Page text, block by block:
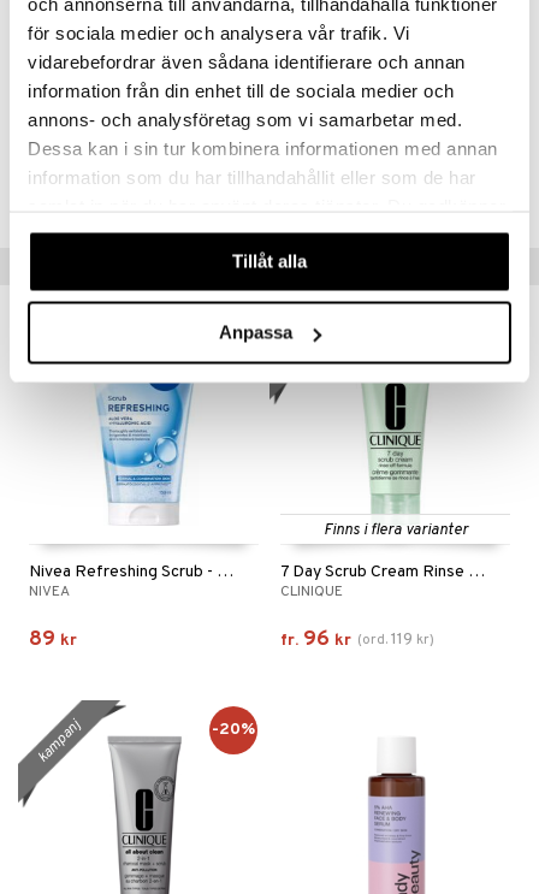
för sociala medier och analysera vår trafik. Vi
vidarebefordrar även sådana identifierare och annan
information från din enhet till de sociala medier och
annons- och analysföretag som vi samarbetar med.
Dessa kan i sin tur kombinera informationen med annan
information som du har tillhandahållit eller som de har
våra cookies vid fortsatt användande av vår webbplats.
Tillåt alla
Anpassa
PRUNUS SPECIOSA (OSHIMA CHERRY BLOSSOM) FLOWER
EXTRACT.
Artikelnr
CBSN6-8W-30-XX-XX
Populära produkter
Nivea Refreshing Scrub - Normal/Comb Skin
NIVEA
89 kr
Finns i flera varianter
7 Day Scrub Cream Rinse Off Formula
CLINIQUE
fr. 96 kr (ord.119 kr)
kampanj
kampanj -20%